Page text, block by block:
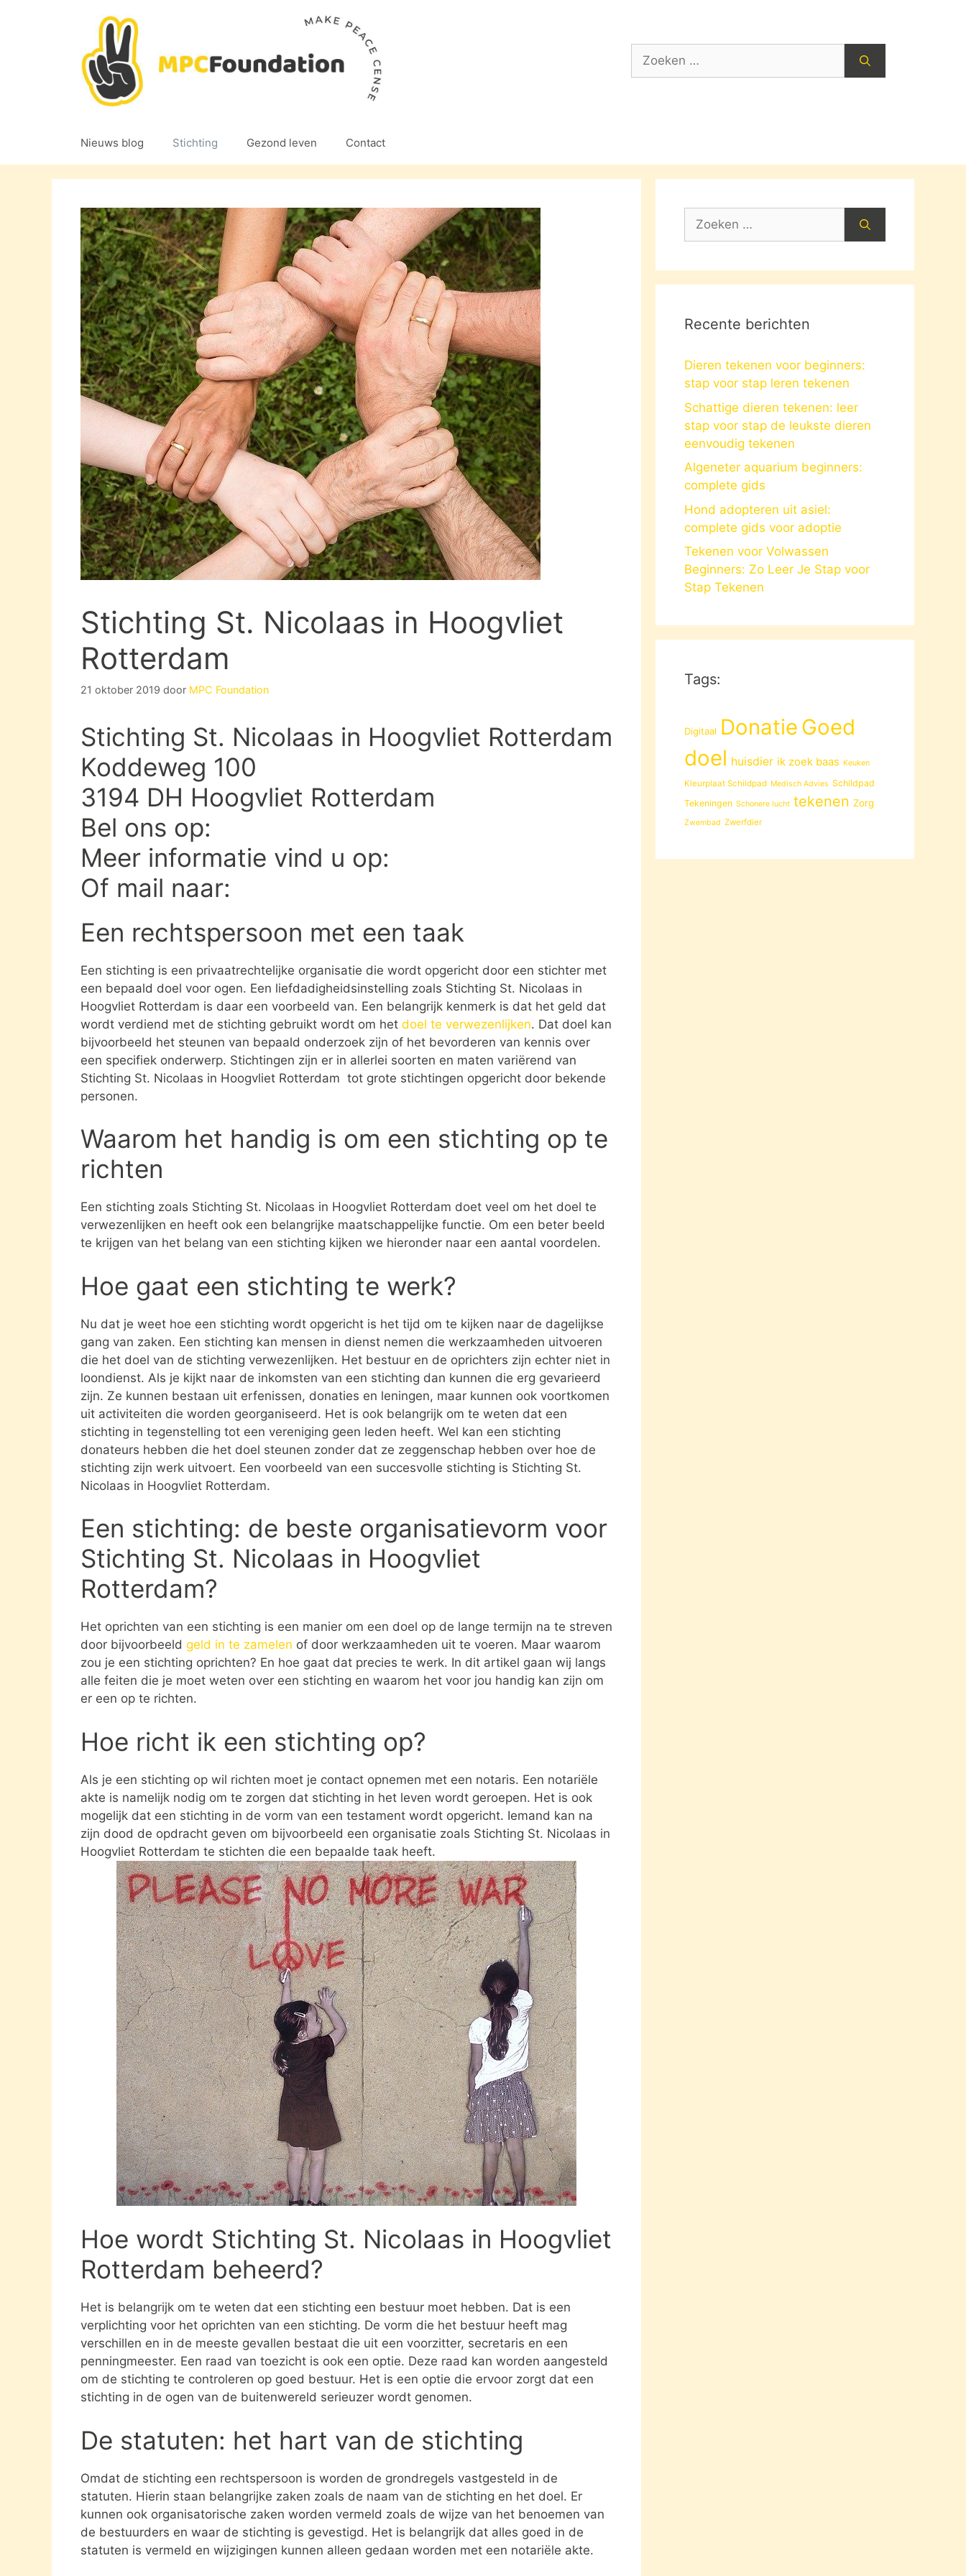
Zoek
Nieuws blog Stichting Gezond leven Contact
Stichting St. Nicolaas in Hoogvliet
Rotterdam
21 oktober 2019 door MPC Foundation
Stichting St. Nicolaas in Hoogvliet Rotterdam
Koddeweg 100
3194 DH Hoogvliet Rotterdam
Bel ons op:
Meer informatie vind u op:
Of mail naar:
Een rechtspersoon met een taak
Een stichting is een privaatrechtelijke organisatie die wordt opgericht door een stichter met
een bepaald doel voor ogen. Een liefdadigheidsinstelling zoals Stichting St. Nicolaas in
Hoogvliet Rotterdam is daar een voorbeeld van. Een belangrijk kenmerk is dat het geld dat
wordt verdiend met de stichting gebruikt wordt om het doel te verwezenlijken. Dat doel kan
bijvoorbeeld het steunen van bepaald onderzoek zijn of het bevorderen van kennis over
een specifiek onderwerp. Stichtingen zijn er in allerlei soorten en maten variërend van
Stichting St. Nicolaas in Hoogvliet Rotterdam tot grote stichtingen opgericht door bekende
personen.
Waarom het handig is om een stichting op te
richten
Een stichting zoals Stichting St. Nicolaas in Hoogvliet Rotterdam doet veel om het doel te
verwezenlijken en heeft ook een belangrijke maatschappelijke functie. Om een beter beeld
te krijgen van het belang van een stichting kijken we hieronder naar een aantal voordelen.
Hoe gaat een stichting te werk?
Nu dat je weet hoe een stichting wordt opgericht is het tijd om te kijken naar de dagelijkse
gang van zaken. Een stichting kan mensen in dienst nemen die werkzaamheden uitvoeren
die het doel van de stichting verwezenlijken. Het bestuur en de oprichters zijn echter niet in
loondienst. Als je kijkt naar de inkomsten van een stichting dan kunnen die erg gevarieerd
zijn. Ze kunnen bestaan uit erfenissen, donaties en leningen, maar kunnen ook voortkomen
uit activiteiten die worden georganiseerd. Het is ook belangrijk om te weten dat een
stichting in tegenstelling tot een vereniging geen leden heeft. Wel kan een stichting
donateurs hebben die het doel steunen zonder dat ze zeggenschap hebben over hoe de
stichting zijn werk uitvoert. Een voorbeeld van een succesvolle stichting is Stichting St.
Nicolaas in Hoogvliet Rotterdam.
Een stichting: de beste organisatievorm voor
Stichting St. Nicolaas in Hoogvliet
Rotterdam?
Het oprichten van een stichting is een manier om een doel op de lange termijn na te streven
door bijvoorbeeld geld in te zamelen of door werkzaamheden uit te voeren. Maar waarom
zou je een stichting oprichten? En hoe gaat dat precies te werk. In dit artikel gaan wij langs
alle feiten die je moet weten over een stichting en waarom het voor jou handig kan zijn om
er een op te richten.
Hoe richt ik een stichting op?
Als je een stichting op wil richten moet je contact opnemen met een notaris. Een notariële
akte is namelijk nodig om te zorgen dat stichting in het leven wordt geroepen. Het is ook
mogelijk dat een stichting in de vorm van een testament wordt opgericht. Iemand kan na
zijn dood de opdracht geven om bijvoorbeeld een organisatie zoals Stichting St. Nicolaas in
Hoogvliet Rotterdam te stichten die een bepaalde taak heeft.
Hoe wordt Stichting St. Nicolaas in Hoogvliet
Rotterdam beheerd?
Het is belangrijk om te weten dat een stichting een bestuur moet hebben. Dat is een
verplichting voor het oprichten van een stichting. De vorm die het bestuur heeft mag
verschillen en in de meeste gevallen bestaat die uit een voorzitter, secretaris en een
penningmeester. Een raad van toezicht is ook een optie. Deze raad kan worden aangesteld
om de stichting te controleren op goed bestuur. Het is een optie die ervoor zorgt dat een
stichting in de ogen van de buitenwereld serieuzer wordt genomen.
De statuten: het hart van de stichting
Omdat de stichting een rechtspersoon is worden de grondregels vastgesteld in de
statuten. Hierin staan belangrijke zaken zoals de naam van de stichting en het doel. Er
kunnen ook organisatorische zaken worden vermeld zoals de wijze van het benoemen van
de bestuurders en waar de stichting is gevestigd. Het is belangrijk dat alles goed in de
statuten is vermeld en wijzigingen kunnen alleen gedaan worden met een notariële akte.
Zoek
Recente berichten
Dieren tekenen voor beginners:
stap voor stap leren tekenen
Schattige dieren tekenen: leer
stap voor stap de leukste dieren
eenvoudig tekenen
Algeneter aquarium beginners:
complete gids
Hond adopteren uit asiel:
complete gids voor adoptie
Tekenen voor Volwassen
Beginners: Zo Leer Je Stap voor
Stap Tekenen
Tags:
Digitaal Donatie Goed
doel huisdier ik zoek baas Keuken
Kleurplaat Schildpad Medisch Advies Schildpad
Tekeningen Schonere lucht tekenen Zorg
Zwembad Zwerfdier